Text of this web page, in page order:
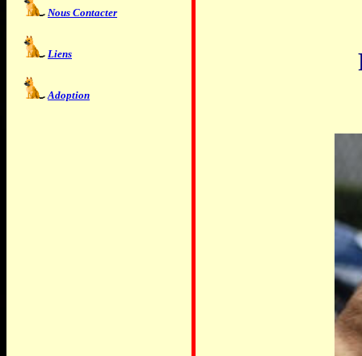
Nous Contacter
Liens
Adoption